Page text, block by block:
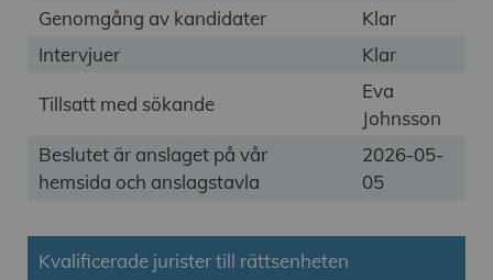
Genomgång av kandidater
Klar
Intervjuer
Klar
Tillsatt med sökande
Eva
Johnsson
Beslutet är anslaget på vår
hemsida och anslagstavla
2026-05-
05
Kvalificerade jurister till rättsenheten